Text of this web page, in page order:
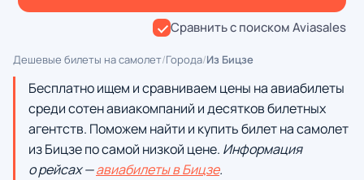
Сравнить с поиском Aviasales
Дешевые билеты на самолет/Города/Из Бицзе
Бесплатно ищем и сравниваем цены на авиабилеты
среди сотен авиакомпаний и десятков билетных
агентств. Поможем найти и купить билет на самолет
из Бицзе по самой низкой цене. Информация
о рейсах —авиабилеты в Бицзе.